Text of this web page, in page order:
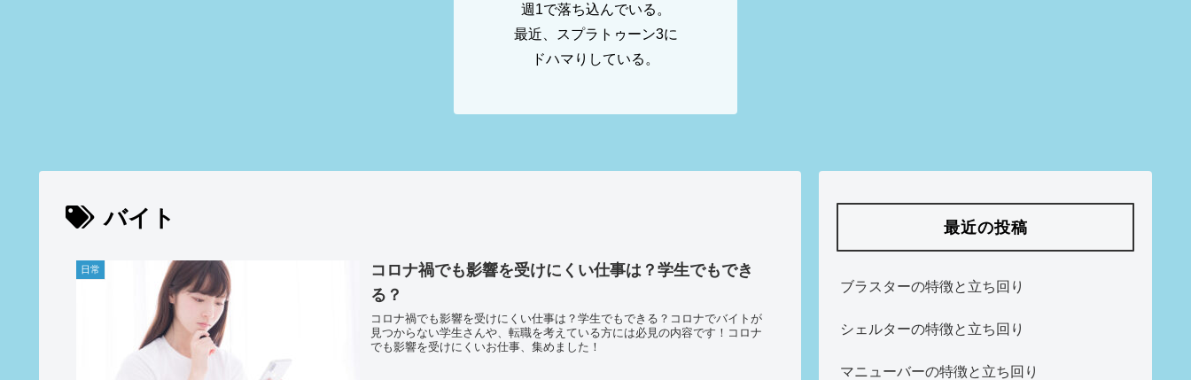
週1で落ち込んでいる。
最近、スプラトゥーン3に
ドハマりしている。
バイト
日常
コロナ禍でも影響を受けにくい仕事は？学生でもでき
る？
コロナ禍でも影響を受けにくい仕事は？学生でもできる？コロナでバイトが
見つからない学生さんや、転職を考えている方には必見の内容です！コロナ
でも影響を受けにくいお仕事、集めました！
最近の投稿
ブラスターの特徴と立ち回り
シェルターの特徴と立ち回り
マニューバーの特徴と立ち回り